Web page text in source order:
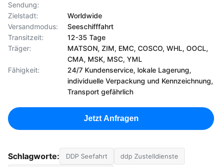
Sendung:
Zielstadt:
Worldwide
Versandmodus:
Seeschifffahrt
Transitzeit:
12-35 Tage
Träger:
MATSON, ZIM, EMC, COSCO, WHL, OOCL,
CMA, MSK, MSC, YML
Fähigkeit:
24/7 Kundenservice, lokale Lagerung,
individuelle Verpackung und Kennzeichnung,
Transport gefährlich
Jetzt Anfragen
Schlagworte: DDP Seefahrt ddp Zustelldienste